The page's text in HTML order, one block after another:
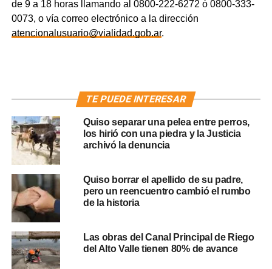
de 9 a 18 horas llamando al 0800-222-6272 ó 0800-333-
0073, o vía correo electrónico a la dirección
atencionalusuario@vialidad.gob.ar.
TE PUEDE INTERESAR
Quiso separar una pelea entre perros,
los hirió con una piedra y la Justicia
archivó la denuncia
Quiso borrar el apellido de su padre,
pero un reencuentro cambió el rumbo
de la historia
Las obras del Canal Principal de Riego
del Alto Valle tienen 80% de avance